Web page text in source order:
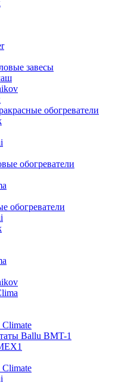
завесы
обогреватели
обогреватели
обогреватели
Climate
Ballu BMT-1
Climate